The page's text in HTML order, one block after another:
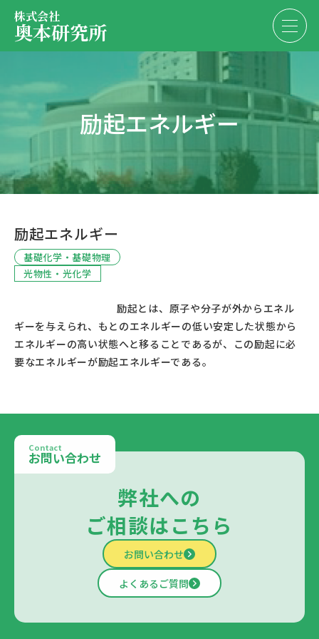
株式会社
奥本研究所
会社・決算情報
代表紹介
お問い合わせ
EN JP
お問い合わせ
励起エネルギー
励起エネルギー
基礎化学・基礎物理
光物性・光化学
ギーを与えられ、もとのエネルギーの低い安定した状態から
エネルギーの高い状態へと移ることであるが、この励起に必
Contact
お問い合わせ
弊社への
ご相談はこちら
お問い合わせ
よくあるご質問